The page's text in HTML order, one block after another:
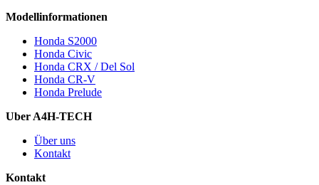
Modellinformationen
Honda S2000
Honda Civic
Honda CRX / Del Sol
Honda CR-V
Honda Prelude
Uber A4H-TECH
Über uns
Kontakt
Kontakt